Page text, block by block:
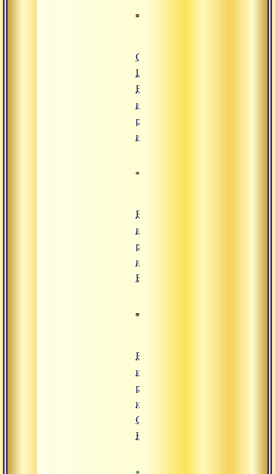
Ом Намах
Шивая ||
Бхаджан в
исполнении
русскоязычных
индуистов
Бхаджан в
исполнении
русскоязычных
индуистов ||
БОЛЕНАТХ
Бхаджан в
исполнении
русскоязычных
индуистов ||
САТ ГУРЕ
НАМЕ